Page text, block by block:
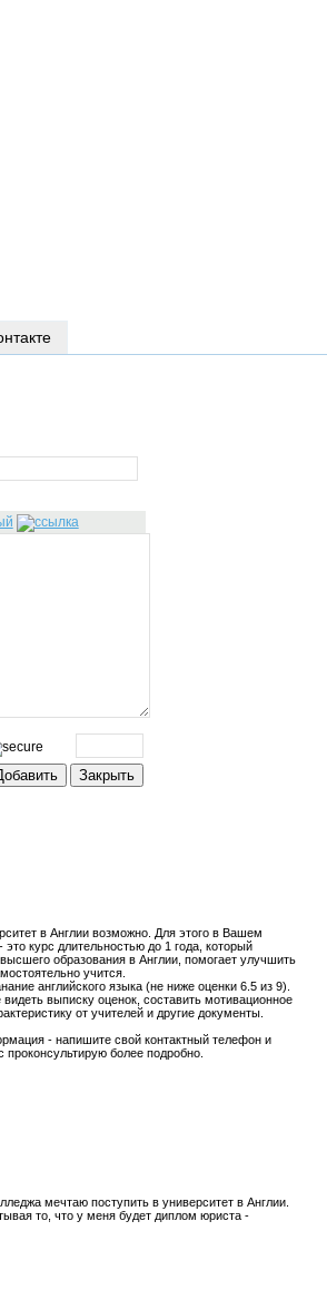
в Англии возможно. Для этого в Вашем
курс длительностью до 1 года, который
образования в Англии, помогает улучшить
учится.
английского языка (не ниже оценки 6.5 из 9).
выписку оценок, составить мотивационное
от учителей и другие документы.
- напишите свой контактный телефон и
более подробно.
мечтаю поступить в университет в Англии.
то, что у меня будет диплом юриста -